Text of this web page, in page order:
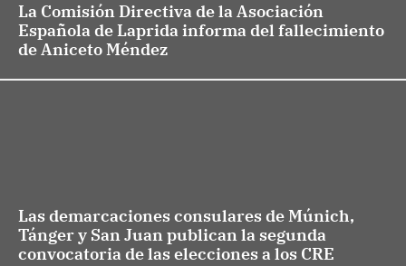
La Comisión Directiva de la Asociación
Española de Laprida informa del fallecimiento
de Aniceto Méndez
Las demarcaciones consulares de Múnich,
Tánger y San Juan publican la segunda
convocatoria de las elecciones a los CRE